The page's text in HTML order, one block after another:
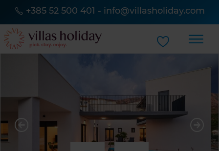
+385 52 500 401 - info@villasholiday.com